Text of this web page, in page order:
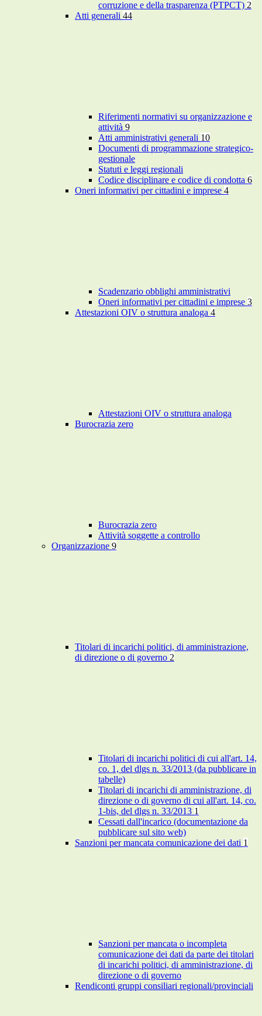
corruzione e della trasparenza (PTPCT) 2
Atti generali 44
Riferimenti normativi su organizzazione e
attività 9
Atti amministrativi generali 10
Documenti di programmazione strategico-
gestionale
Statuti e leggi regionali
Codice disciplinare e codice di condotta 6
Oneri informativi per cittadini e imprese 4
Scadenzario obblighi amministrativi
Oneri informativi per cittadini e imprese 3
Attestazioni OIV o struttura analoga 4
Attestazioni OIV o struttura analoga
Burocrazia zero
Burocrazia zero
Attività soggette a controllo
Organizzazione 9
Titolari di incarichi politici, di amministrazione,
di direzione o di governo 2
Titolari di incarichi politici di cui all'art. 14,
co. 1, del dlgs n. 33/2013 (da pubblicare in
tabelle)
Titolari di incarichi di amministrazione, di
direzione o di governo di cui all'art. 14, co.
1-bis, del dlgs n. 33/2013 1
Cessati dall'incarico (documentazione da
pubblicare sul sito web)
Sanzioni per mancata comunicazione dei dati 1
Sanzioni per mancata o incompleta
comunicazione dei dati da parte dei titolari
di incarichi politici, di amministrazione, di
direzione o di governo
Rendiconti gruppi consiliari regionali/provinciali